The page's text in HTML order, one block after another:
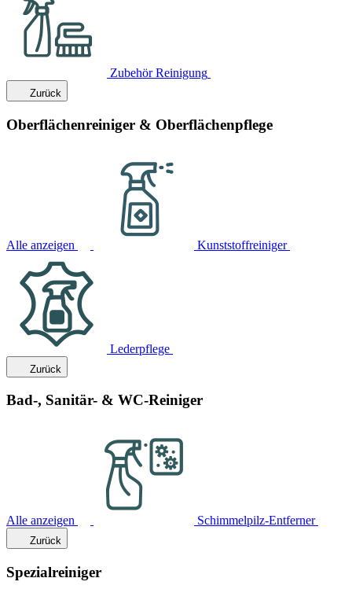
Zubehör Reinigung
Zurück
Oberflächenreiniger & Oberflächenpflege
Alle anzeigen Kunststoffreiniger
Lederpflege
Zurück
Bad-, Sanitär- & WC-Reiniger
Alle anzeigen Schimmelpilz-Entferner
Zurück
Spezialreiniger